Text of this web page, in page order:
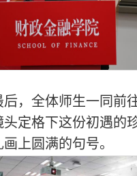
后，全体师生一同前
头定格下这份初遇的
上圆满的句号。